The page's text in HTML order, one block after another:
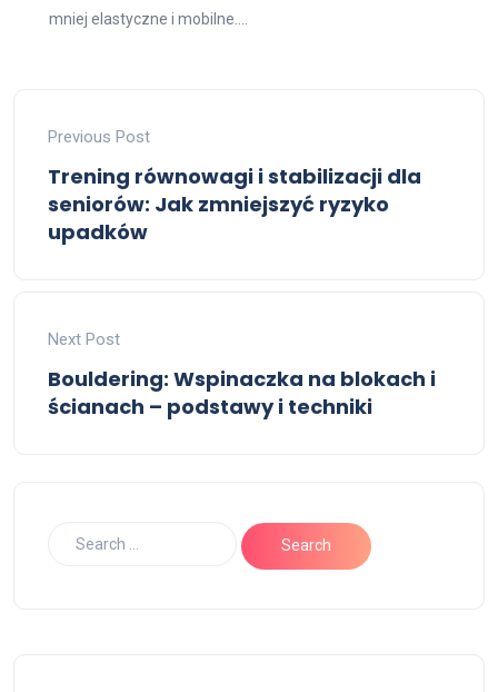
mniej elastyczne i mobilne....
Previous Post
Trening równowagi i stabilizacji dla
seniorów: Jak zmniejszyć ryzyko
upadków
Next Post
Bouldering: Wspinaczka na blokach i
ścianach – podstawy i techniki